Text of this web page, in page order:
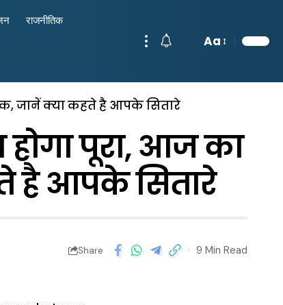
राजनीतिक
Aa
जानें क्या कहते है आपके सितारे
पूरा, आज का
है आपके सितारे
Share 9 Min Read